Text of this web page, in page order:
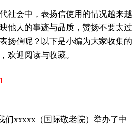
社会中，表扬信使用的情况越来越
他人的事迹与品质，赞扬不要太过
扬信呢？以下是小编为大家收集的
欢迎阅读与收藏。
们xxxxx（国际敬老院）举办了中